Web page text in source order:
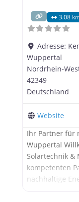
3.08
Adresse:
Wuppertal
Nordrhein-
42349
Deutschland
Website
Ihr Partner für
Wuppertal
Solartechnik &
kompetenten
nachhaltige